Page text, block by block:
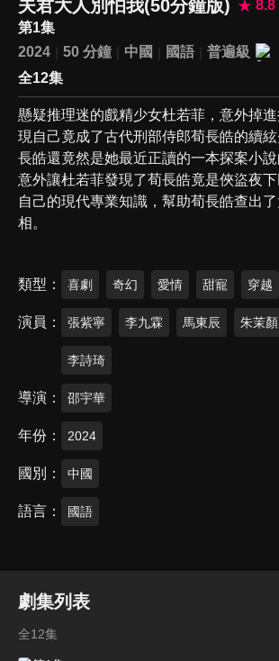
夫君大人別怕我(50分鐘版)
8.8
第1集
2024
50 分鐘 中國 國語
普遍級
全12集
懸疑推理迷的戲精少女杜若菲，意外掉
現自己竟成了古代刑部侍郎荀長皓的續
長皓還竟然是她最近正讀的一本探案小
意外讓杜若菲發現了荀長皓竟是俠盜夜
自己的現代專業知識，幫助荀長皓查出
相。
類型 喜劇 奇幻 愛情 甜寵 穿越
演員 張紫寧 李九霖 馬東辰 朱茉顏
李詩琦
導演 邵宇華
年份 2024
國別 中國
語言 國語
劇集列表
全12集